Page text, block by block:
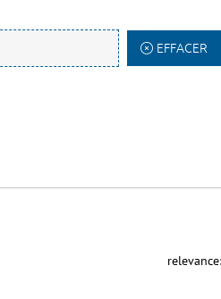
EFFACER
relevance: